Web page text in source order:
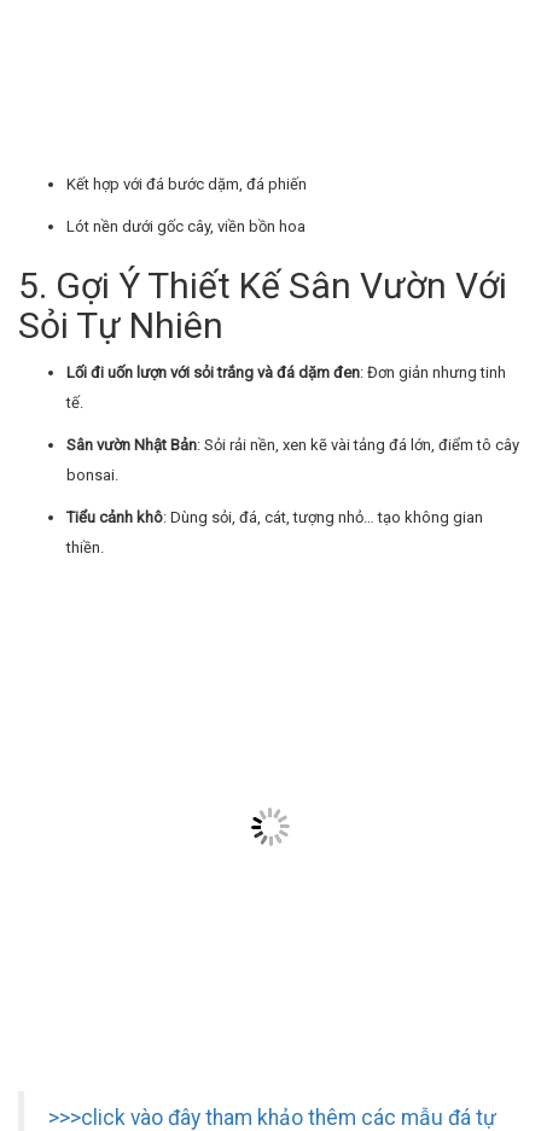
Kết hợp với đá bước dặm, đá phiến
Lót nền dưới gốc cây, viền bồn hoa
5. Gợi Ý Thiết Kế Sân Vườn Với
Sỏi Tự Nhiên
Lối đi uốn lượn với sỏi trắng và đá dặm đen: Đơn giản nhưng tinh
tế.
Sân vườn Nhật Bản: Sỏi rải nền, xen kẽ vài tảng đá lớn, điểm tô cây
bonsai.
Tiểu cảnh khô: Dùng sỏi, đá, cát, tượng nhỏ… tạo không gian
thiền.
>>>click vào đây tham khảo thêm các mẫu đá tự